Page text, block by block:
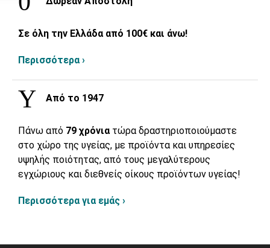
Σε όλη την Ελλάδα από 100€ και άνω!
Περισσότερα ›
Από το 1947
Πάνω από 79 χρόνια τώρα δραστηριοποιούμαστε
στο χώρο της υγείας, με προϊόντα και υπηρεσίες
υψηλής ποιότητας, από τους μεγαλύτερους
εγχώριους και διεθνείς οίκους προϊόντων υγείας!
Περισσότερα για εμάς ›